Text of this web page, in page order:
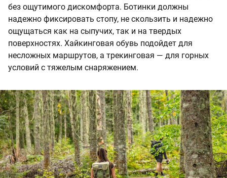
без ощутимого дискомфорта. Ботинки должны
надежно фиксировать стопу, не скользить и надежно
ощущаться как на сыпучих, так и на твердых
поверхностях. Хайкинговая обувь подойдет для
несложных маршрутов, а трекинговая — для горных
условий с тяжелым снаряжением.